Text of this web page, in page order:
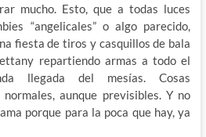
mucho. Esto, que a todas luces
“angelicales” o algo parecido,
fiesta de tiros y casquillos de bala
repartiendo armas a todo el
llegada del mesías. Cosas
aunque previsibles. Y no
porque para la poca que hay, ya